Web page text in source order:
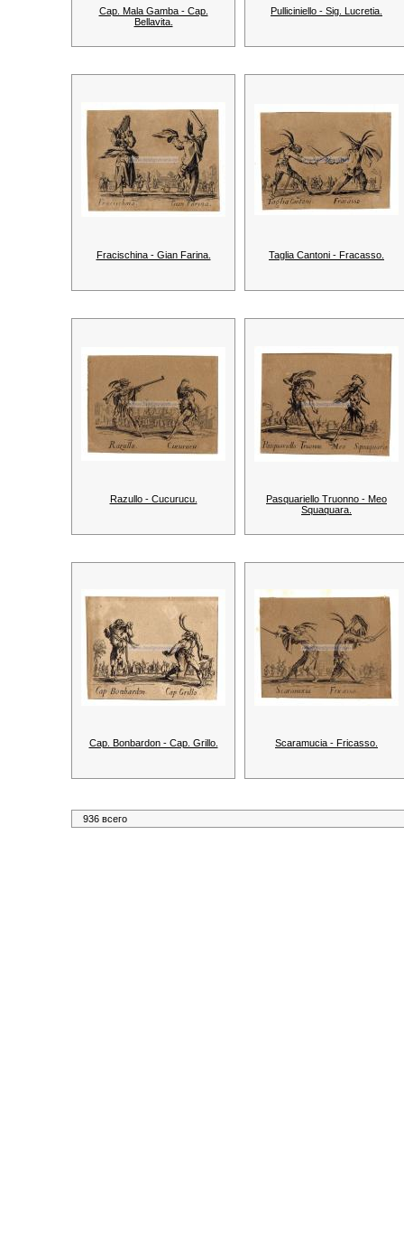
Cap. Mala Gamba - Cap.
Bellavita.
Pulliciniello - Sig. Lucretia.
Fracischina - Gian Farina. Taglia Cantoni - Fracasso.
Razullo - Cucurucu.
Pasquariello Truonno - Meo
Squaquara.
Cap. Bonbardon - Cap. Grillo. Scaramucia - Fricasso.
936 всего